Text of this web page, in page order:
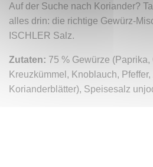
Auf der Suche nach Koriander?
alles drin: die richtige Gewürz-
ISCHLER Salz.
Zutaten: 75 % Gewürze
Kreuzkümmel, Knoblauch,
Korianderblätter), Speisesalz